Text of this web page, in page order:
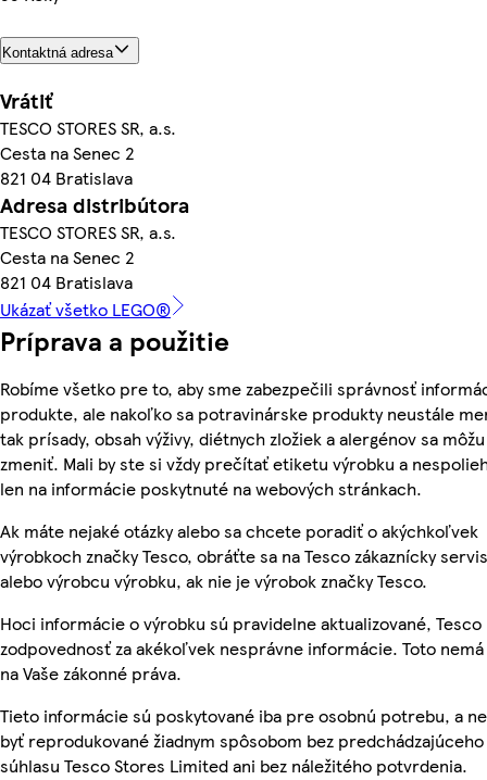
Kontaktná adresa
Vrátiť
TESCO STORES SR, a.s.
Cesta na Senec 2
821 04 Bratislava
Adresa distribútora
TESCO STORES SR, a.s.
Cesta na Senec 2
821 04 Bratislava
Ukázať všetko LEGO®
Príprava a použitie
Robíme všetko pre to, aby sme zabezpečili správnosť
produkte, ale nakoľko sa potravinárske produkty neustále
tak prísady, obsah výživy, diétnych zložiek a alergénov sa môžu
zmeniť. Mali by ste si vždy prečítať etiketu výrobku a
len na informácie poskytnuté na webových stránkach.
Ak máte nejaké otázky alebo sa chcete poradiť o akýchkoľvek
výrobkoch značky Tesco, obráťte sa na Tesco zákaznícky
alebo výrobcu výrobku, ak nie je výrobok značky Tesco.
Hoci informácie o výrobku sú pravidelne aktualizované, Tesco
zodpovednosť za akékoľvek nesprávne informácie. Toto
na Vaše zákonné práva.
Tieto informácie sú poskytované iba pre osobnú potrebu, a
byť reprodukované žiadnym spôsobom bez predchádzajúceho
súhlasu Tesco Stores Limited ani bez náležitého potvrdenia.